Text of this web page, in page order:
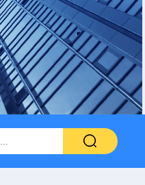
FANUC数控系统常见故